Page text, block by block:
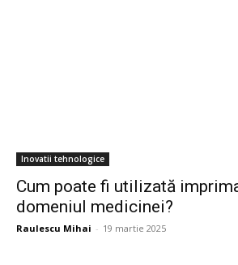
Inovatii tehnologice
Cum poate fi utilizată
domeniul medicinei?
Raulescu Mihai - 19 martie 2025